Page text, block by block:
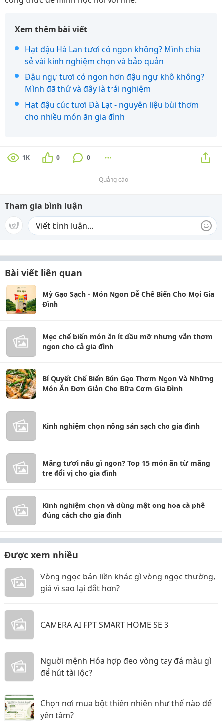
Xem thêm bài viết
Hạt đậu Hà Lan tươi có ngon không? Mình chia
sẻ vài kinh nghiệm chọn và bảo quản
Đậu ngự tươi có ngon hơn đậu ngự khô không?
Mình đã thử và đây là trải nghiệm
Hạt đậu cúc tươi Đà Lạt - nguyên liệu bùi thơm
cho nhiều món ăn gia đình
1K 0 0
Quảng cáo
Tham gia bình luận
Bài viết liên quan
Mỳ Gạo Sạch - Món Ngon Dễ Chế Biến Cho Mọi Gia
Đình
Mẹo chế biến món ăn ít dầu mỡ nhưng vẫn thơm
ngon cho cả gia đình
Bí Quyết Chế Biến Bún Gạo Thơm Ngon Và Những
Món Ăn Đơn Giản Cho Bữa Cơm Gia Đình
Kinh nghiệm chọn nông sản sạch cho gia đình
Măng tươi nấu gì ngon? Top 15 món ăn từ măng
tre đổi vị cho gia đình
Kinh nghiệm chọn và dùng mật ong hoa cà phê
đúng cách cho gia đình
Được xem nhiều
Vòng ngọc bản liền khác gì vòng ngọc thường,
giá vì sao lại đắt hơn?
CAMERA AI FPT SMART HOME SE 3
Người mệnh Hỏa hợp đeo vòng tay đá màu gì
để hút tài lộc?
Chọn nơi mua bột thiên nhiên như thế nào để
yên tâm?